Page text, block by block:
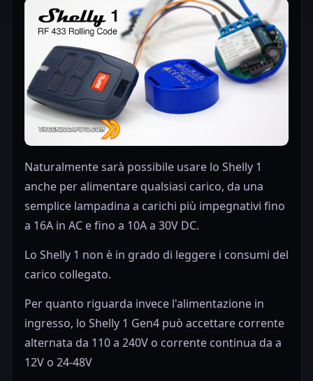
Play
Naturalmente sarà possibile usare lo Shelly 1
anche per alimentare qualsiasi carico, da una
semplice lampadina a carichi più impegnativi fino
a 16A in AC e fino a 10A a 30V DC.
Lo Shelly 1 non è in grado di leggere i consumi del
carico collegato.
Per quanto riguarda invece l'alimentazione in
ingresso, lo Shelly 1 Gen4 può accettare corrente
alternata da 110 a 240V o corrente continua da a
12V o 24-48V